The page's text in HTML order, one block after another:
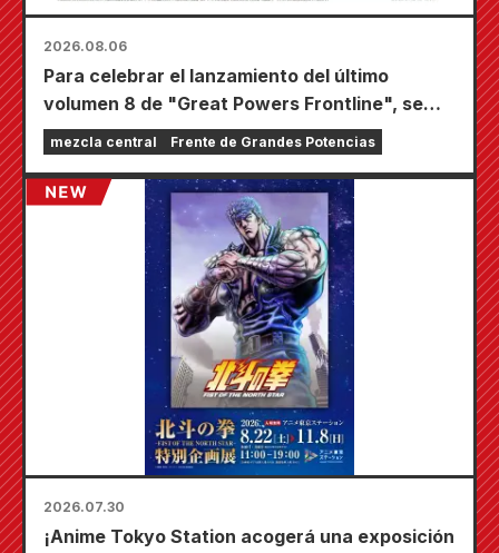
2026.08.06
Para celebrar el lanzamiento del último
volumen 8 de "Great Powers Frontline", se
llevará a cabo una feria por tiempo limitado en
las tiendas Animate de todo el país a partir del
20 de agosto, donde podrás conseguir una
minitarjeta especialmente dibujada (¡4 tipos
mezcla central Frente de Grandes Potencias
2026.07.30
¡Anime Tokyo Station acogerá una exposición